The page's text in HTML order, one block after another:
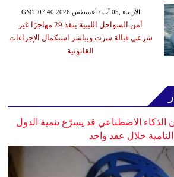
GMT 07:40 2026 الأربعاء ,05 آب / أغسطس
أمن السواحل الليبية ينقذ 29 مهاجرًا غير
شرعي قبالة سرت ويباشر استكمال الإجراءات
القانونية
الذكاء الاصطناعي قد يسرّع تنمية الدول
النامية خلال عقد واحد